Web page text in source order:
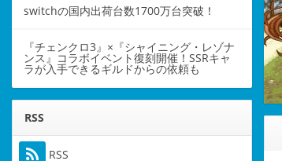
switchの国内出荷台数1700万台突破！
『チェンクロ3』×『シャイニング・レゾナ
ンス』コラボイベント復刻開催！SSRキャ
ラが入手できるギルドからの依頼も
RSS
RSS